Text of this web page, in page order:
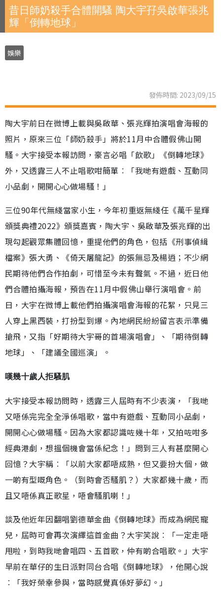
昔日師奶殺手合體開騷 陶大宇孖吳啟華張兆
輝「倒轉地球」
娛樂
發佈時間: 2023/09/15
陶大宇前日在微博上載與吳啟華、張兆輝拍演唱會海報的
照片，原來三位「師奶殺手」將於11月中合體假佛山開
騷。大宇接受本報訪問，豪言必唱「飲歌」《倒轉地球》
外，又透露三人不止唱歌咁簡單︰「我哋有遊戲、互動同
小品劇，開開心心做場騷！」
三位90年代無綫當家小生，今年初重返無綫任《萬千星輝
頒獎典禮2022》頒獎嘉賓，陶大宇、吳啟華及張兆輝的出
現勾起觀眾集體回憶，重提他們的角色，包括《刑事偵緝
檔案》張大勇、《倚天屠龍記》的張無忌及楊逍；不少網
民期待他們合作拍劇，可惜至今未有聲氣。不過，近日他
們合體拍攝海報，預告在11月中假佛山舉行演唱會。前
日，大宇在微博上載他們拍攝演唱會海報的花絮，只見三
人穿上黑西裝，打扮型到爆。內地網民紛紛留言表示準備
搶飛，又指「好期待大宇哥的首場演唱會」、「期待倒轉
地球」、「建議全國巡演」。
嘆幾十歲人拒騷肌
大宇接受本報訪問時，透露三人屆時有不少表演，「我哋
又唔係完完全全淨係唱歌，當中有遊戲、互動同小品劇，
開開心心做場騷。因為大家都認識咗幾十年，又拍咗咁多
經典港劇，想搵個機會當係紀念！」問到三人有甚麼開心
回憶？大宇稱︰「以前大家都唔成熟，但又要扮大個，做
一啲有型嘅角色。（到時會否騷肌？）大家都幾十歲，而
且又唔係真正歌星，唔會騷肌喇！」
談及他近年因翻唱劉德華金曲《倒轉地球》而成為網民寵
兒，屆時可會再次演繹這首金曲？大宇笑說︰「一定走唔
甩啦，到時我哋會唱四、五首歌，仲有啲合唱歌。」大宇
早前在華仔的生日派對同台合唱《倒轉地球》，他開心說
︰「我好榮幸參與，當時感覺真係好夢幻。」